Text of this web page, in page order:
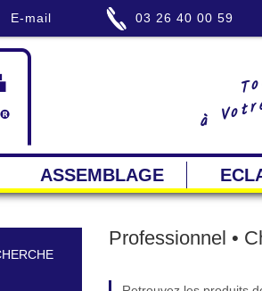
E-mail 03 26 40 00 59
à
ASSEMBLAGE
Professionnel •